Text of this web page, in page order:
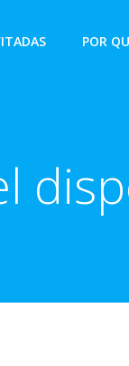
POR